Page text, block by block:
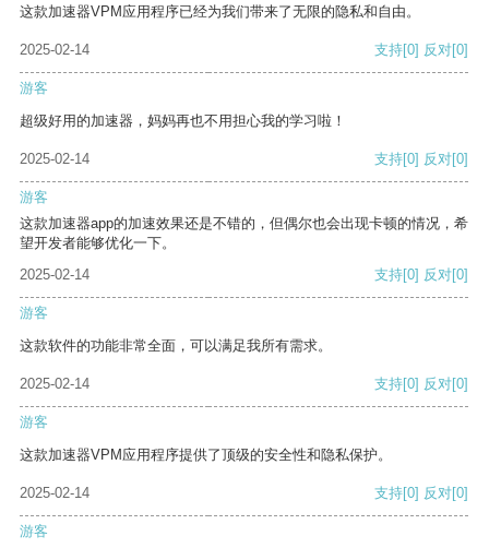
这款加速器VPM应用程序已经为我们带来了无限的隐私和自由。
2025-02-14 支持[0] 反对[0]
游客
超级好用的加速器，妈妈再也不用担心我的学习啦！
2025-02-14 支持[0] 反对[0]
游客
这款加速器app的加速效果还是不错的，但偶尔也会出现卡顿的情况，希
望开发者能够优化一下。
2025-02-14
支持[0] 反对[0]
游客
这款软件的功能非常全面，可以满足我所有需求。
2025-02-14 支持[0] 反对[0]
游客
这款加速器VPM应用程序提供了顶级的安全性和隐私保护。
2025-02-14 支持[0] 反对[0]
游客